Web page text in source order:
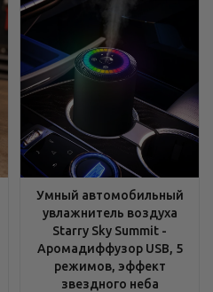
Умный автомобильный
увлажнитель воздуха
Starry Sky Summit -
Аромадиффузор USB, 5
режимов, эффект
звездного неба